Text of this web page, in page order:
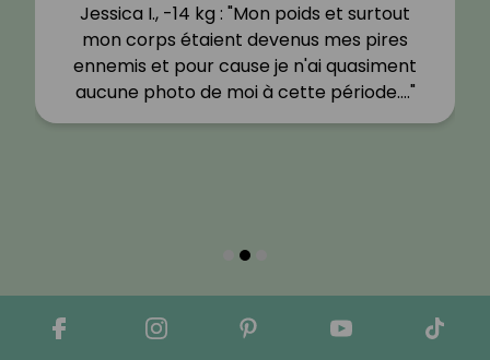
Jessica I., -14 kg : "Mon poids et surtout
mon corps étaient devenus mes pires
ennemis et pour cause je n'ai quasiment
aucune photo de moi à cette période.…"